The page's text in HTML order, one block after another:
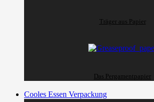
Träger aus Papier
Das Pergamentpapier
Cooles Essen Verpackung